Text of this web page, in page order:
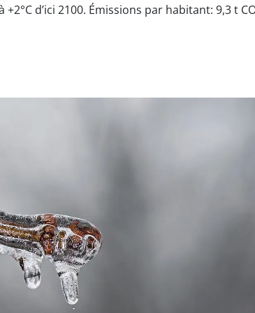
d’ici 2100. Émissions par habitant: 9,3 t